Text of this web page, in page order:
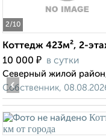
2/10
Коттедж 423м², 2-
10 000 ₽ в сутки
Северный жилой
Собственник,
‹